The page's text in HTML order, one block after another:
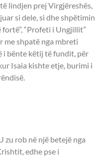
lindjen prej Virgjëreshës,
si dele, si dhe shpëtimin
“Profeti i Ungjillit”
me shpatë nga mbreti
i bënte këtij të fundit, për
Isaia kishte etje, burimi i
rob në një betejë nga
edhe pse i